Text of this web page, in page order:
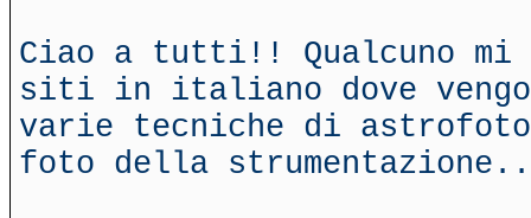
Ciao a tutti!! Qualcuno
siti in italiano dove
varie tecniche di
foto della